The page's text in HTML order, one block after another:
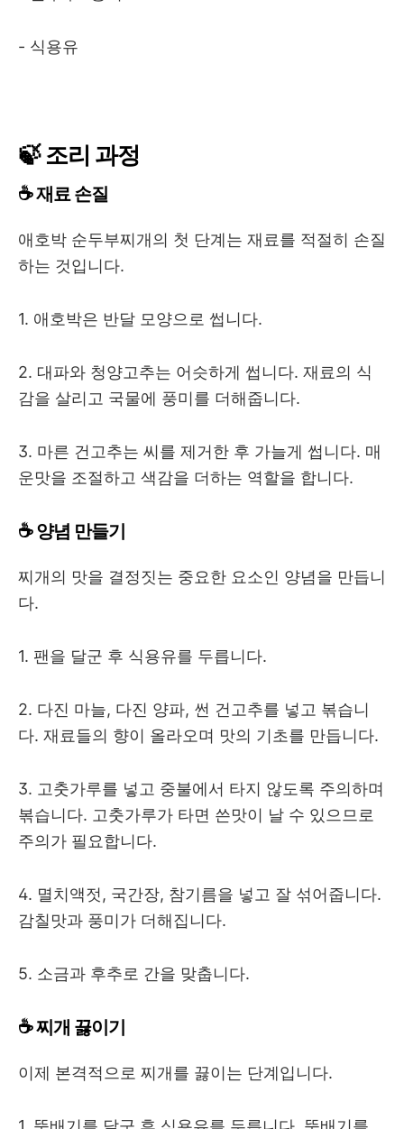
- 식용유
🍃 조리 과정
☕ 재료 손질
애호박 순두부찌개의 첫 단계는 재료를 적절히 손질
하는 것입니다.
1. 애호박은 반달 모양으로 썹니다.
2. 대파와 청양고추는 어슷하게 썹니다. 재료의 식
감을 살리고 국물에 풍미를 더해줍니다.
3. 마른 건고추는 씨를 제거한 후 가늘게 썹니다. 매
운맛을 조절하고 색감을 더하는 역할을 합니다.
☕ 양념 만들기
찌개의 맛을 결정짓는 중요한 요소인 양념을 만듭니
다.
1. 팬을 달군 후 식용유를 두릅니다.
2. 다진 마늘, 다진 양파, 썬 건고추를 넣고 볶습니
다. 재료들의 향이 올라오며 맛의 기초를 만듭니다.
3. 고춧가루를 넣고 중불에서 타지 않도록 주의하며
볶습니다. 고춧가루가 타면 쓴맛이 날 수 있으므로
주의가 필요합니다.
4. 멸치액젓, 국간장, 참기름을 넣고 잘 섞어줍니다.
감칠맛과 풍미가 더해집니다.
5. 소금과 후추로 간을 맞춥니다.
☕ 찌개 끓이기
이제 본격적으로 찌개를 끓이는 단계입니다.